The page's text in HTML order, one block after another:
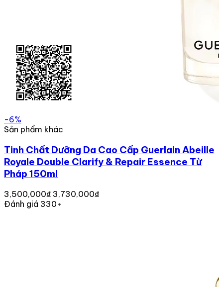
-6%
Sản phẩm khác
Tinh Chất Dưỡng Da Cao Cấp Guerlain Abeille
Royale Double Clarify & Repair Essence Từ
Pháp 150ml
3,500,000₫ 3,730,000₫
Đánh giá 330+